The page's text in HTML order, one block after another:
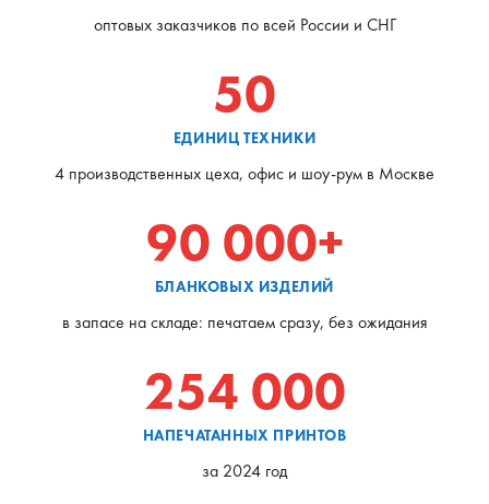
оптовых заказчиков по всей России и СНГ
50
ЕДИНИЦ ТЕХНИКИ
4 производственных цеха, офис и шоу-рум в Москве
90 000+
БЛАНКОВЫХ ИЗДЕЛИЙ
в запасе на складе: печатаем сразу, без ожидания
254 000
НАПЕЧАТАННЫХ ПРИНТОВ
за 2024 год